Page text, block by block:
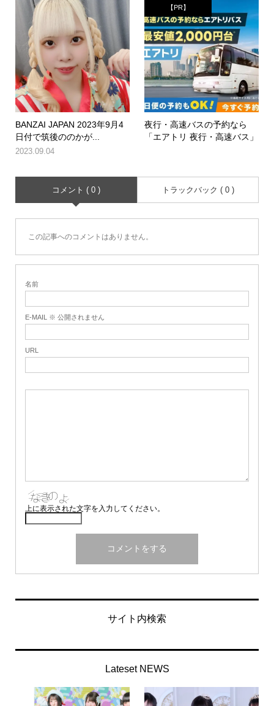
BANZAI JAPAN 2023年9月4
日付で筑後ののかが...
2023.09.04
【PR】
夜行・高速バスの予約なら
「エアトリ 夜行・高速バス」
コメント ( 0 ) トラックバック ( 0 )
この記事へのコメントはありません。
名前
E-MAIL ※ 公開されません
URL
上に表示された文字を入力してください。
サイト内検索
Lateset NEWS